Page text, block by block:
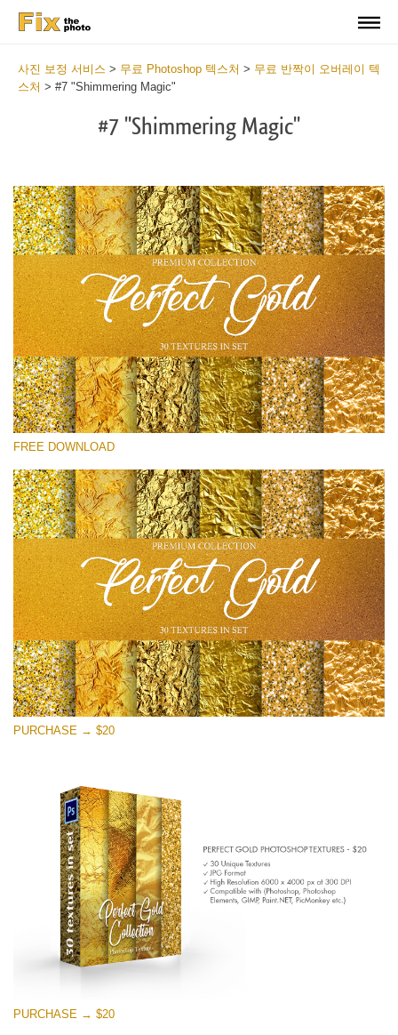
사진 보정 서비스 > 무료 Photoshop 텍스처 > 무료 반짝이 오버레이 텍
스처 > #7 "Shimmering Magic"
#7 "Shimmering Magic"
선택 해주세요
Small 800*533px
Perfect Gold
(30 Textures)
Large 6000*4000px
Entire Collection
(1783 Overlays)
Large 6000*4000px
무료 다운로드
FREE DOWNLOAD
PURCHASE → $20
PURCHASE → $20